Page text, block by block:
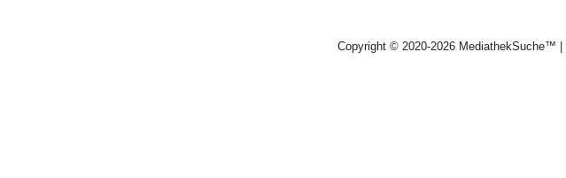
Copyright © 2020-2026 MediathekSuche™ |